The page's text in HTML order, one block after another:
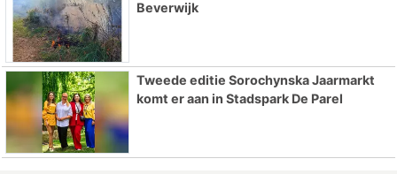
Beverwijk
Tweede editie Sorochynska Jaarmarkt
komt er aan in Stadspark De Parel